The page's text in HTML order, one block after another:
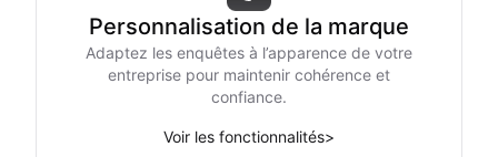
Personnalisation de la marque
Adaptez les enquêtes à l’apparence de votre
entreprise pour maintenir cohérence et
confiance.
Voir les fonctionnalités>